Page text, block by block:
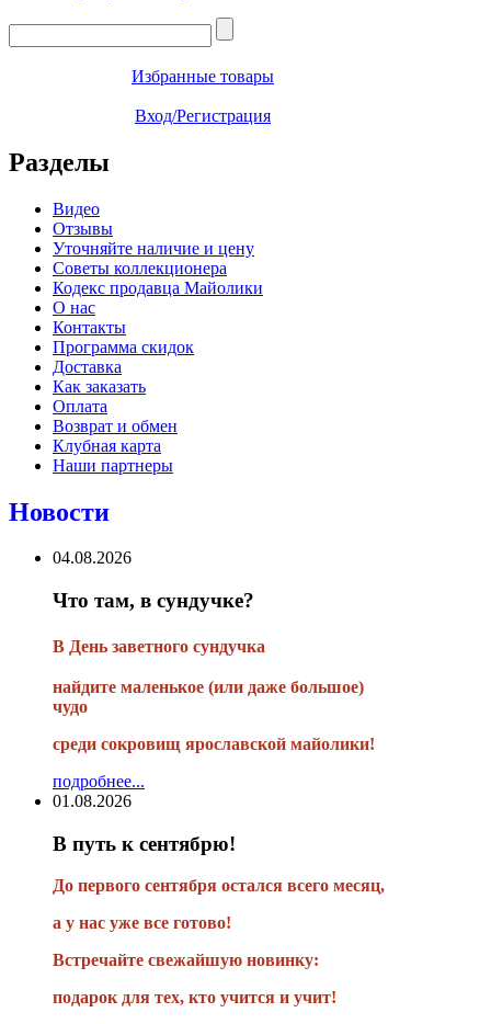
Избранные товары
Вход/Регистрация
Разделы
Видео
Отзывы
Уточняйте наличие и цену
Советы коллекционера
Кодекс продавца Майолики
О нас
Контакты
Программа скидок
Доставка
Как заказать
Оплата
Возврат и обмен
Клубная карта
Наши партнеры
Новости
04.08.2026
Что там, в сундучке?
В День заветного сундучка
найдите маленькое (или даже большое)
чудо
среди сокровищ ярославской майолики!
подробнее...
01.08.2026
В путь к сентябрю!
До первого сентября остался всего месяц,
а у нас уже все готово!
Встречайте свежайшую новинку:
подарок для тех, кто учится и учит!